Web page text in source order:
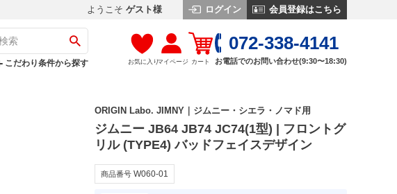
ようこそ ゲスト様 ログイン 会員登録はこちら
こだわり条件から探す お気に入りマイページ カート
072-338-4141
お電話でのお問い合わせ(9:30〜18:30)
ORIGIN Labo. JIMNY｜ジムニー・シエラ・ノマド用
ジムニー JB64 JB74 JC74(1型) | フロントグ
リル (TYPE4) バッドフェイスデザイン
商品番号 W060-01